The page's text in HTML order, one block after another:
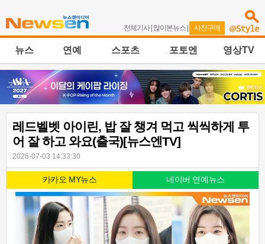
전체기사| 많이본뉴스 | 사진구매
뉴스 연예 스포츠 포토엔 영상TV
레드벨벳 아이린, 밥 잘 챙겨 먹고 씩씩하게 투
어 잘 하고 와요(출국)[뉴스엔TV]
2026-07-03 14:33:30
카카오 MY뉴스 네이버 연예뉴스